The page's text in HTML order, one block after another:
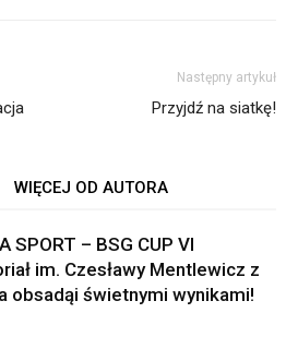
Następny artykuł
Przyjdź na siatkę!
WIĘCEJ OD AUTORA
SPORT – BSG CUP VI
im. Czesławy Mentlewicz z
obsadąi świetnymi wynikami!